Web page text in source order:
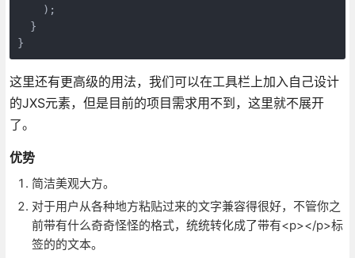
    );
  }
}
这里还有更高级的用法，我们可以在工具栏上加入自己设计
的JXS元素，但是目前的项目需求用不到，这里就不展开
了。
优势
简洁美观大方。
对于用户从各种地方粘贴过来的文字兼容得很好，不管你之
前带有什么奇奇怪怪的格式，统统转化成了带有<p></p>标
签的的文本。